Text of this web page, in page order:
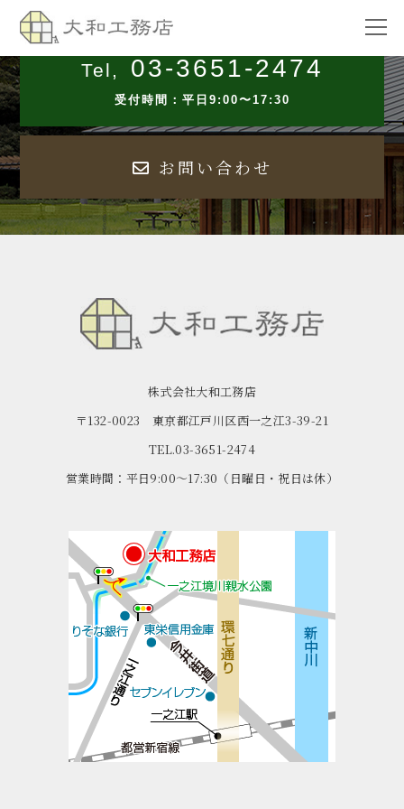
Tel, 03-3651-2474
受付時間：平日9:00〜17:30
お問い合わせ
株式会社大和工務店
〒132-0023 東京都江戸川区西一之江3-39-21
TEL.03-3651-2474
営業時間：平日9:00～17:30（日曜日・祝日は休）